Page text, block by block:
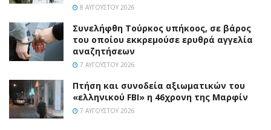
8 ΑΥΓΟΎΣΤΟΥ 2026
Συνελήφθη Τούρκος υπήκοος, σε βάρος
του οποίου εκκρεμούσε ερυθρά αγγελία
αναζητήσεων
7 ΑΥΓΟΎΣΤΟΥ 2026
Πτήση και συνοδεία αξιωματικών του
«ελληνικού FBI» η 46χρονη της Μαρφίν
7 ΑΥΓΟΎΣΤΟΥ 2026